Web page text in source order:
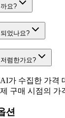
요?
었나요?
렴한가요?
가 수집한 가격
구매 시점의 가
션